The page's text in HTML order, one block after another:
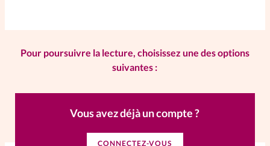
Changement d'adresse
Nous contacter
Pour poursuivre la lecture, choisissez une des options
suivantes :
Vous avez déjà un compte ?
CONNECTEZ-VOUS